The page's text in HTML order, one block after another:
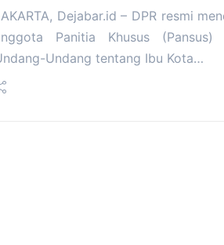
Dejabar.id – DPR resmi
Panitia Khusus (Pansus)
Undang tentang Ibu Kota…